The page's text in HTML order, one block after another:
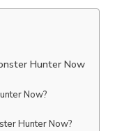
Hunter Now
Now?
Hunter Now?